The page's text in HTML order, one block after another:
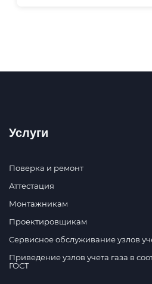
Услуги
Поверка и ремонт
Аттестация
Монтажникам
Проектировщикам
Сервисное обслуживание узлов
Приведение узлов учета газа в
ГОСТ